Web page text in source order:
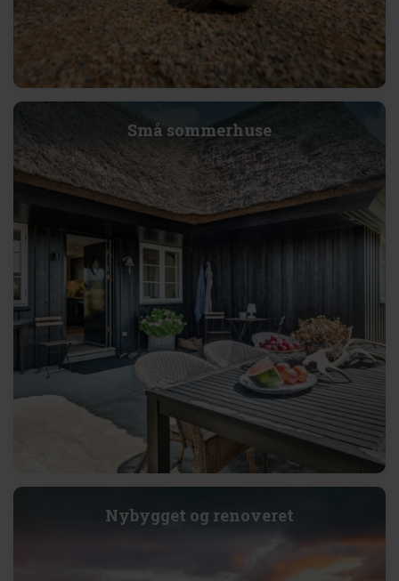
Små sommerhuse
Nybygget og renoveret